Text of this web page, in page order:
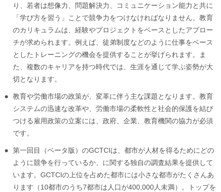
り、若者は想像力、問題解決力、コミュニケーション能力と共に
「学び方を習う」ことで競争力をつけなければなりません。教育
のカリキュラムは、経験やプロジェクトをベースとしたアプロー
チが求められます。例えば、徒弟制度などのように仕事をベース
としたトレーニングの機会を提供することが挙げられます。ま
た、複数のキャリアを持つ時代では、生涯を通じて学ぶ姿勢が大
切となります。
教育や労働市場の政策が、変革に伴う主な課題となります。教育
システムの迅速な改革や、労働市場の柔軟性と社会的保護を結び
つける雇用政策の立案には、政府、企業、教育機関の協力が必須
です。
第一回目（ベータ版）のGCTCIは、都市が人材を得るためにどの
ように競争を行っているか、に関する独自の調査結果を提供して
います。GCTCIの上位を占めた都市には小さな都市がたくさんあ
ります（10都市のうち7都市は人口が400,000人未満）。トップを